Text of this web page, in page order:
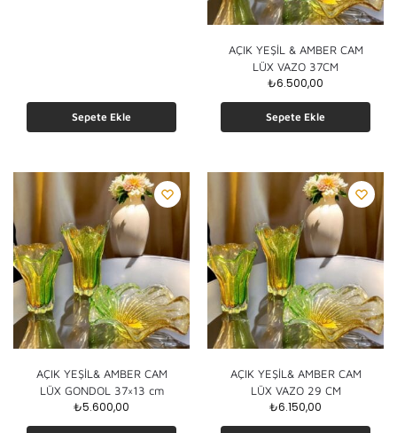
Sepete Ekle
AÇIK YEŞİL & AMBER CAM
LÜX VAZO 37CM
₺6.500,00
Sepete Ekle
AÇIK YEŞİL& AMBER CAM
LÜX GONDOL 37×13 cm
₺5.600,00
AÇIK YEŞİL& AMBER CAM
LÜX VAZO 29 CM
₺6.150,00